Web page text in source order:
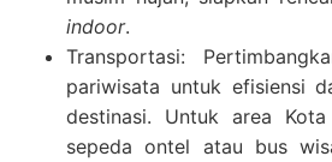
indoor.
Transportasi:
pariwisata untuk efisiensi
destinasi. Untuk area
sepeda ontel atau bus